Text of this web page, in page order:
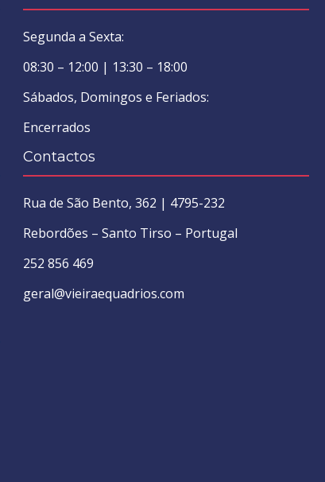
Segunda a Sexta:
08:30 – 12:00 | 13:30 – 18:00
Sábados, Domingos e Feriados:
Encerrados
Contactos
Rua de São Bento, 362 | 4795-232
Rebordões – Santo Tirso – Portugal
252 856 469
geral@vieiraequadrios.com